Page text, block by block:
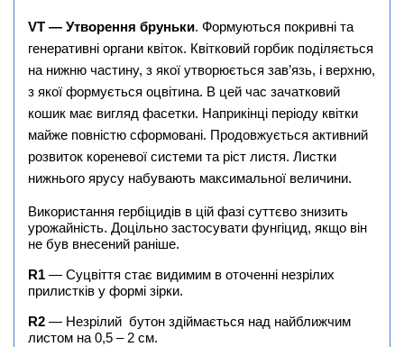
VT — Утворення бруньки. Формуються покривні та
генеративні органи квіток. Квітковий горбик поділяється
на нижню частину, з якої утворюється зав’язь, і верхню,
з якої формується оцвітина. В цей час зачатковий
кошик має вигляд фасетки. Наприкінці періоду квітки
майже повністю сформовані. Продовжується активний
розвиток кореневої системи та ріст листя. Листки
нижнього ярусу набувають максимальної величини.
Використання гербіцидів в цій фазі суттєво знизить
урожайність. Доцільно застосувати фунгіцид, якщо він
не був внесений раніше.
R1 — Суцвіття стає видимим в оточенні незрілих
прилистків у формі зірки.
R2 — Незрілий бутон здіймається над найближчим
листом на 0,5 – 2 см.